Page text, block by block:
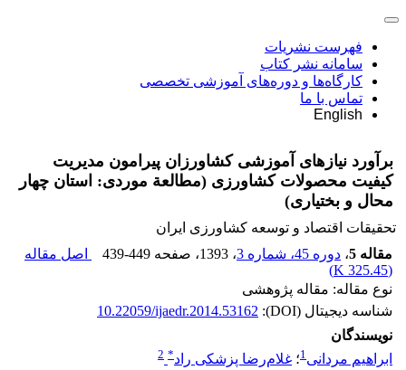
فهرست نشریات
سامانه نشر کتاب
کارگاه‌ها و دوره‌های آموزشی تخصصی
تماس با ما
English
برآورد نیازهای آموزشی کشاورزان پیرامون مدیریت
کیفیت محصولات کشاورزی (مطالعة موردی: استان چهار
محال و بختیاری)
تحقیقات اقتصاد و توسعه کشاورزی ایران
مقاله 5
، دوره 45، شماره 3 ، 1393 ، صفحه 439-449
اصل مقاله
(
325.45 K
)
نوع مقاله: مقاله پژوهشی
شناسه دیجیتال (DOI):
10.22059/ijaedr.2014.53162
نویسندگان
ابراهیم مردانی1؛ غلام‌رضا پزشکی راد*
2